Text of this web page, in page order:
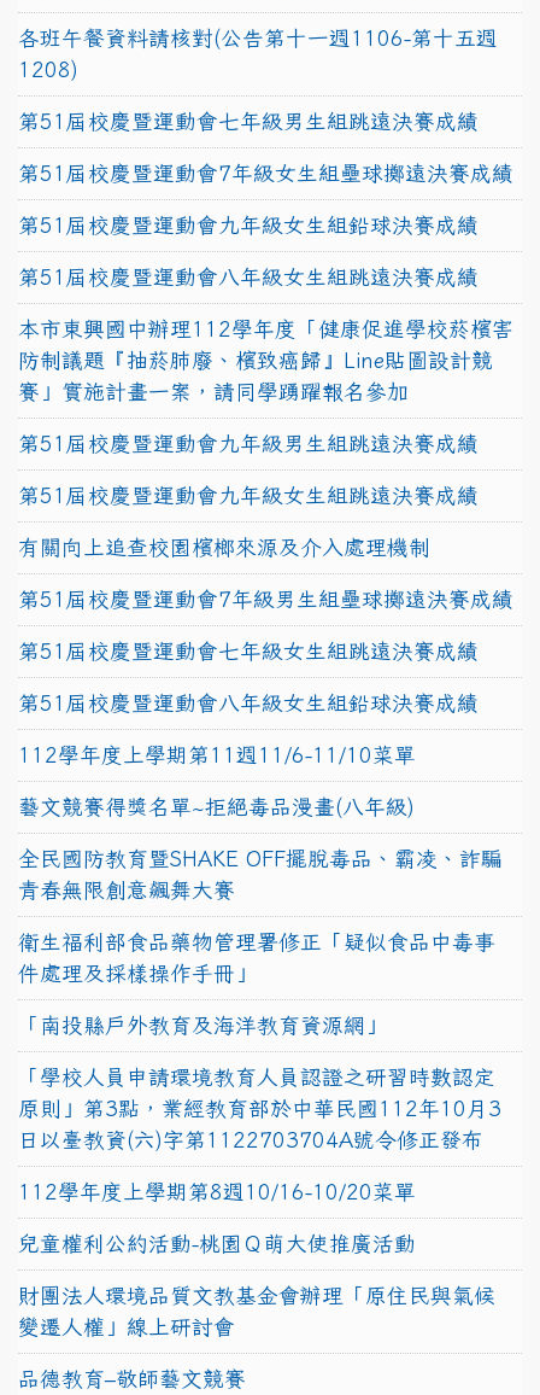
各班午餐資料請核對(公告第十一週1106-第十五週
1208)
第51屆校慶暨運動會七年級男生組跳遠決賽成績
第51屆校慶暨運動會7年級女生組壘球擲遠決賽成績
第51屆校慶暨運動會九年級女生組鉛球決賽成績
第51屆校慶暨運動會八年級女生組跳遠決賽成績
本市東興國中辦理112學年度「健康促進學校菸檳害
防制議題『抽菸肺廢、檳致癌歸』Line貼圖設計競
賽」實施計畫一案，請同學踴躍報名參加
第51屆校慶暨運動會九年級男生組跳遠決賽成績
第51屆校慶暨運動會九年級女生組跳遠決賽成績
有關向上追查校園檳榔來源及介入處理機制
第51屆校慶暨運動會7年級男生組壘球擲遠決賽成績
第51屆校慶暨運動會七年級女生組跳遠決賽成績
第51屆校慶暨運動會八年級女生組鉛球決賽成績
112學年度上學期第11週11/6-11/10菜單
藝文競賽得獎名單~拒絕毒品漫畫(八年級)
全民國防教育暨SHAKE OFF擺脫毒品、霸凌、詐騙
青春無限創意飆舞大賽
衛生福利部食品藥物管理署修正「疑似食品中毒事
件處理及採樣操作手冊」
「南投縣戶外教育及海洋教育資源網」
「學校人員申請環境教育人員認證之研習時數認定
原則」第3點，業經教育部於中華民國112年10月3
日以臺教資(六)字第1122703704A號令修正發布
112學年度上學期第8週10/16-10/20菜單
兒童權利公約活動-桃園Ｑ萌大使推廣活動
財團法人環境品質文教基金會辦理「原住民與氣候
變遷人權」線上研討會
品德教育–敬師藝文競賽